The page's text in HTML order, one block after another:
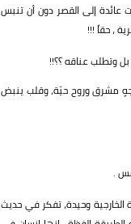
إلى القصر دون أن تنبس
، حقاً !!!
وتطلب عناقه ؟؟!!
مشرق وروح حيّة، وقلب ينبض
.
الخارجية وحيدة، تفكر في حديث